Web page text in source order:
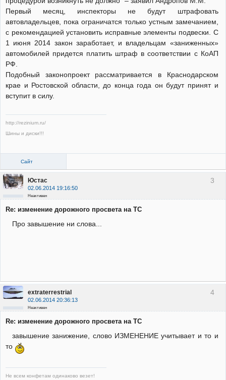
Первый месяц, инспекторы не будут штрафовать
автовладельцев, пока ограничатся только устным замечанием,
с рекомендацией установить исправные элементы подвески. С
1 июня 2014 закон заработает, и владельцам «заниженных»
автомобилей придется платить штраф в соответствии с КоАП
РФ.
Подобный законопроект рассматривается в Краснодарском
крае и Ростовской области, до конца года он будут принят и
вступит в силу.
http://rezinium.ru/
Шины и диски!!!
Сайт
3
Юстас
02.06.2014 19:16:50
Неактивен
Re: изменение дорожного просвета на ТС
Про завышение ни слова...
4
extraterrestrial
02.06.2014 20:36:13
Неактивен
Re: изменение дорожного просвета на ТС
завышение занижение, слово ИЗМЕНЕНИЕ учитывает и то и
то
Не всем конфетам одинаково везет!